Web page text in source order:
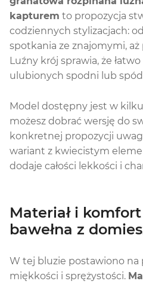
kapturem to propozycja
codziennych stylizacjach:
spotkania ze znajomymi,
Luźny krój sprawia, że
ulubionych spodni lub
Model dostępny jest w
możesz dobrać wersję do
konkretnej propozycji
wariant z kwiecistym
dodaje całości lekkości i
Materiał i
bawełna z
W tej bluzie postawiono na
miękkości i sprężystości.